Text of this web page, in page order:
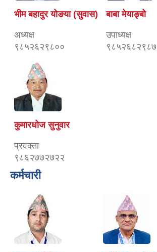
भीम बहादुर योङया (सुवास)
अध्यक्ष
९८५२६२९८००
बाबा मेयाङ्बो
उपाध्यक्ष
९८५२६८२९८७
कुमारधोज सुनुवार
प्रवक्ता
९८६२७७२७२२
कर्मचारी